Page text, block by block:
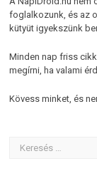
foglalkozunk, és az
kütyüt igyekszünk
Minden nap friss
megírni, ha valami
Kövess minket, és